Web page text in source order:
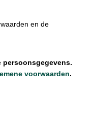
en de
persoonsgegevens.
voorwaarden.